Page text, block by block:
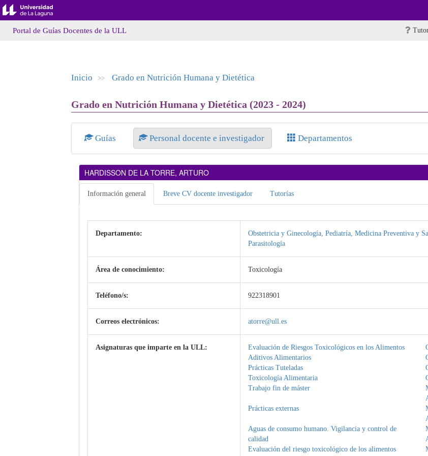
Portal de Guías Docentes de la ULL
Inicio >> Grado en Nutrición Humana y Dietética
Grado en Nutrición Humana y Dietética (2023 - 2024)
Guías Personal docente e investigador Departamentos
HARDISSON DE LA TORRE, ARTURO
Información general Breve CV docente investigador Tutorías
Departamento:
Obstetricia y Ginecología, Pediatría, Medicina Preventiva y
Parasitología
Área de conocimiento: Toxicología
Teléfono/s: 922318901
Correos electrónicos: atorre@ull.es
Asignaturas que imparte en la ULL: Evaluación de Riesgos Toxicológicos en los Alimentos
Aditivos Alimentarios
Prácticas Tuteladas
Toxicología Alimentaria
Trabajo fin de máster
Prácticas externas
Aguas de consumo humano. Vigilancia y control de
calidad
Evaluación del riesgo toxicológico de los alimentos